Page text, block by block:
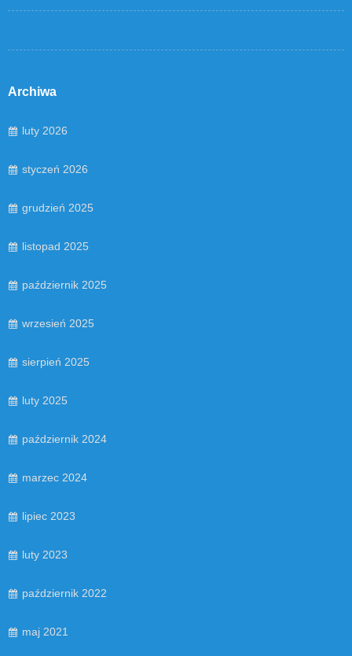
Archiwa
luty 2026
styczeń 2026
grudzień 2025
listopad 2025
październik 2025
wrzesień 2025
sierpień 2025
luty 2025
październik 2024
marzec 2024
lipiec 2023
luty 2023
październik 2022
maj 2021